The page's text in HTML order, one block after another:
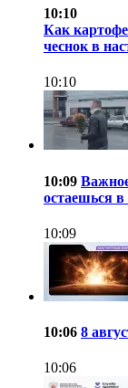
10:10
Как
чеснок в
10:10
10:09
остаешься в
10:09
10:06 8
10:06